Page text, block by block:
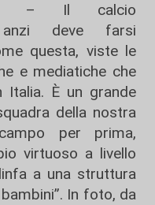
– Il calcio
anzi deve farsi
questa, viste le
e mediatiche che
È un grande
della nostra
per prima,
virtuoso a livello
a una struttura
In foto, da